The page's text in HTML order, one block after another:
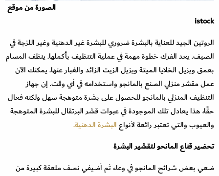
الصورة من موقع
istock
الروتين الجيد للعناية بالبشرة ضروري للبشرة غير الدهنية وغير اللزجة في
الصيف. يعد الفرك خطوة مهمة في عملية التنظيف بأكملها. ينظف المسام
بعمق ويزيل الخلايا الميتة ويزيل الزيت الزائد والغبار عنها. يمكنك الآن
عمل مقشر منزلي الصنع بالمانجو واستخدامه في أي وقت. إن جهاز
التنظيف المنزلي بالمانجو للحصول على بشرة متوهجة سهل ولكنه فعال
حقًا، هذا يعادل تلك الموجودة في عبوات قشر البرتقال للبشرة المتوهجة
والعيوب والتي تعتبر رائعة لأنواع البشرة الدهنية.
تحضير قناع المانحو لتقشير البشرة
ضعي بعض شرائح المانجو في وعاء ثم أضيفي نصف ملعقة كبيرة من